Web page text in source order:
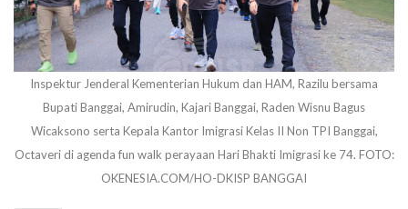
Inspektur Jenderal Kementerian Hukum dan HAM, Razilu bersama
Bupati Banggai, Amirudin, Kajari Banggai, Raden Wisnu Bagus
Wicaksono serta Kepala Kantor Imigrasi Kelas II Non TPI Banggai,
Octaveri di agenda fun walk perayaan Hari Bhakti Imigrasi ke 74. FOTO:
OKENESIA.COM/HO-DKISP BANGGAI